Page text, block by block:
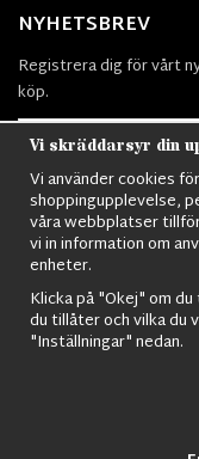
NYHETSBREV
Registrera dig för vårt
köp.
Nordens största utbud
Militärutrustning,
Vintage
Vi skräddarsyr din
Vi använder cookies
shoppingupplevelse,
våra webbplatser
vi in information om
enheter.
Klicka på "Okej" om
du tillåter och vilka du
"Inställningar" nedan.